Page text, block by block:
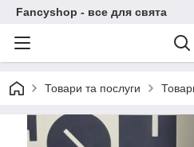
Fancyshop - все для свята
Товари та послуги